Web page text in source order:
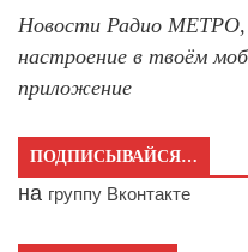
Новости Радио МЕТРО,
настроение в твоём
приложение
ПОДПИСЫВАЙСЯ…
на группу Вконтакте